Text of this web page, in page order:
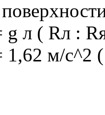
g л ( Rл :
1,62 м/с^2